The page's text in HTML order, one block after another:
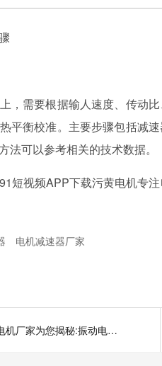
，需要根据输人速度、传动
平衡校准。主要步骤包括减
法可以参考相关的技术数据。
短视频APP下载污黄电机专
电机减速器厂家
深圳振动电机电机厂家为您揭秘:振动电机减震器及使原理用方法